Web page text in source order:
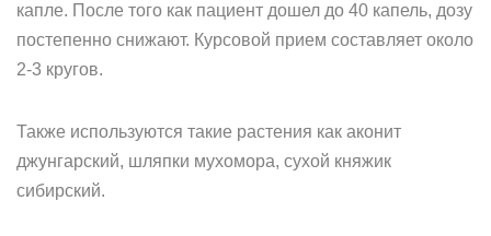
капле. После того как пациент дошел до 40 капель, дозу
постепенно снижают. Курсовой прием составляет около
2-3 кругов.
Также используются такие растения как аконит
джунгарский, шляпки мухомора, сухой княжик
сибирский.